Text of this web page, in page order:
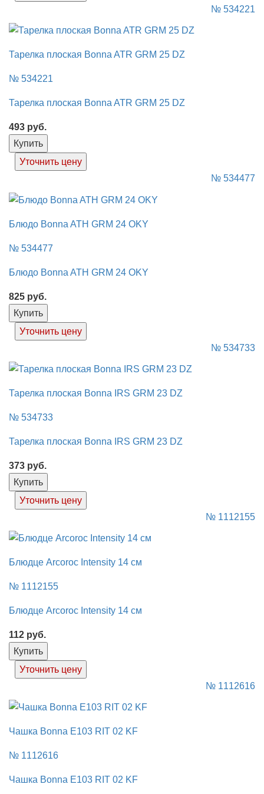
№ 534221
Тарелка плоская Bonna ATR GRM 25 DZ
№ 534221
Тарелка плоская Bonna ATR GRM 25 DZ
493 руб.
Купить
Уточнить цену
№ 534477
Блюдо Bonna ATH GRM 24 OKY
№ 534477
Блюдо Bonna ATH GRM 24 OKY
825 руб.
Купить
Уточнить цену
№ 534733
Тарелка плоская Bonna IRS GRM 23 DZ
№ 534733
Тарелка плоская Bonna IRS GRM 23 DZ
373 руб.
Купить
Уточнить цену
№ 1112155
Блюдце Arcoroc Intensity 14 см
№ 1112155
Блюдце Arcoroc Intensity 14 см
112 руб.
Купить
Уточнить цену
№ 1112616
Чашка Bonna E103 RIT 02 KF
№ 1112616
Чашка Bonna E103 RIT 02 KF